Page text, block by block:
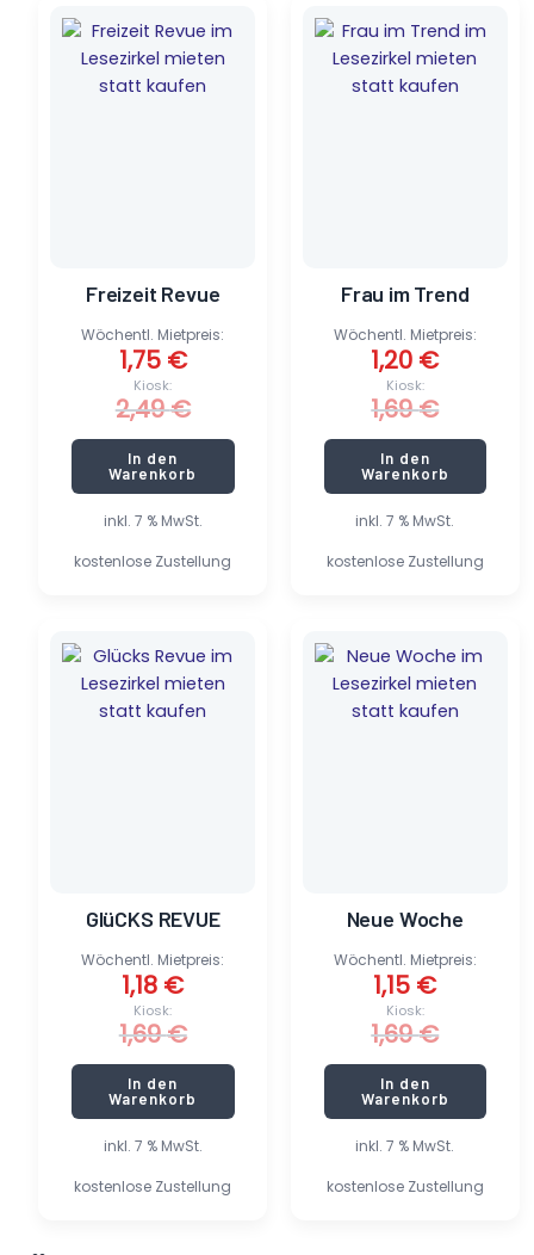
inkl. 7 % MwSt.
kostenlose Zustellung
Freizeit Revue
Kiosk:
2,49€
Preis
war:
2,49 €
Wöchentl. Mietpreis:
1,75 €
Preis
ist:
1,75 €.
In den
Warenkorb
inkl. 7 % MwSt.
kostenlose Zustellung
Frau im Trend
Kiosk:
1,69€
Preis
war:
1,69 €
Wöchentl. Mietpreis:
1,20 €
Preis
ist:
1,20 €.
In den
Warenkorb
inkl. 7 % MwSt.
kostenlose Zustellung
GlüCKS REVUE
Kiosk:
1,69€
Preis
war:
1,69 €
Wöchentl. Mietpreis:
1,18 €
Preis
ist:
1,18 €.
In den
Warenkorb
inkl. 7 % MwSt.
kostenlose Zustellung
Neue Woche
Kiosk:
1,69€
Preis
war:
1,69 €
Wöchentl. Mietpreis:
1,15 €
Preis
ist:
1,15 €.
In den
Warenkorb